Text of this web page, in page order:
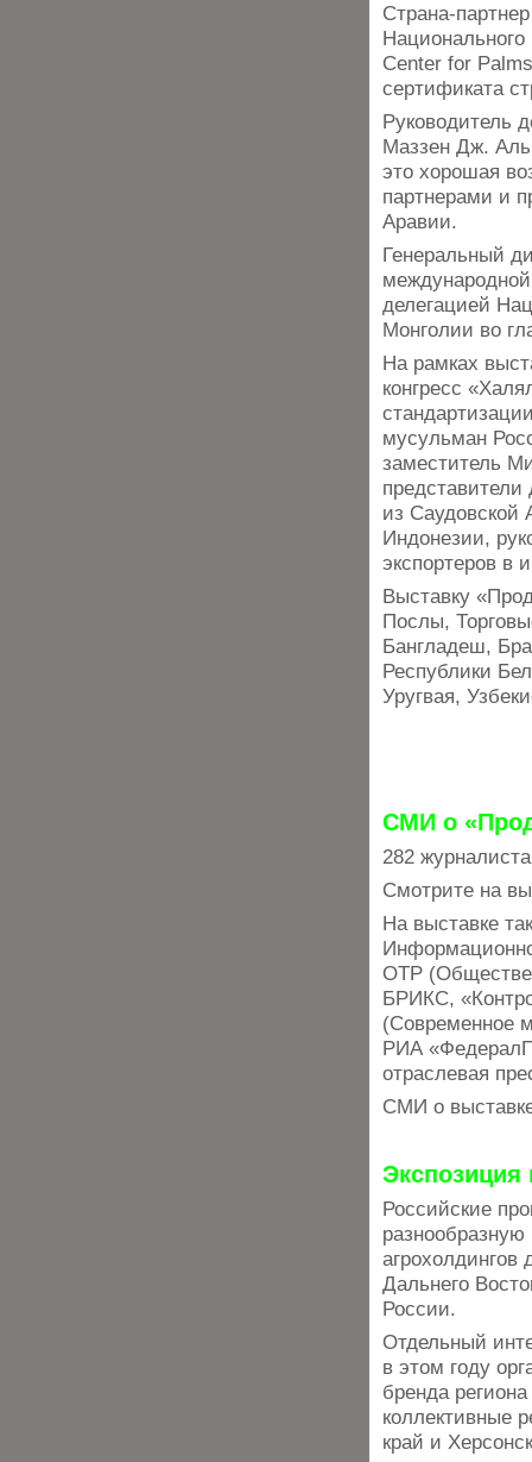
Страна-
Center for
сертификата
Руководитель
Маззен Дж.
это хорошая
партнерами и
Аравии.
Генеральный
делегацией
Монголии во
На рамках
конгресс
мусульман
заместитель
представители
из Саудовской
Индонезии,
экспортеров в
Выставку
Послы,
Бангладеш,
Республики
Уругвая,
СМИ о
282
Смотрите на
На выставке
ОТР
БРИКС,
(Современное
РИА
отраслевая
СМИ о
Экспозиция
Российские
Дальнего
России.
Отдельный
в этом году
бренда
коллективные
край и